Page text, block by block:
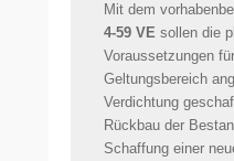
Mit dem
4-59 VE sollen die
Voraussetzungen
Geltungsbereich
Verdichtung
Rückbau der
Schaffung einer